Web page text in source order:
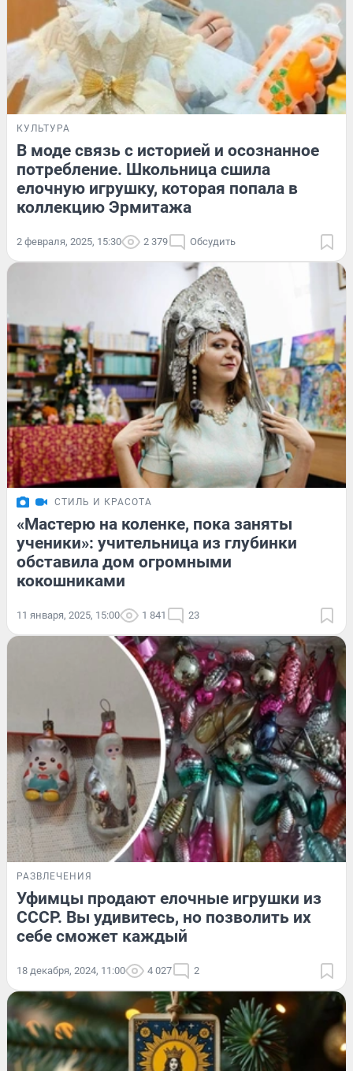
КУЛЬТУРА
В моде связь с историей и осознанное
потребление. Школьница сшила
елочную игрушку, которая попала в
коллекцию Эрмитажа
2 февраля, 2025, 15:30 2 379 Обсудить
СТИЛЬ И КРАСОТА
«Мастерю на коленке, пока заняты
ученики»: учительница из глубинки
обставила дом огромными
кокошниками
11 января, 2025, 15:00 1 841 23
РАЗВЛЕЧЕНИЯ
Уфимцы продают елочные игрушки из
СССР. Вы удивитесь, но позволить их
себе сможет каждый
18 декабря, 2024, 11:00 4 027 2